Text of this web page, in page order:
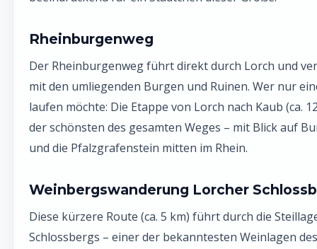
Rheinburgenweg
Der Rheinburgenweg führt direkt durch Lorch und
mit den umliegenden Burgen und Ruinen. Wer nur
laufen möchte: Die Etappe von Lorch nach Kaub (ca.
der schönsten des gesamten Weges – mit Blick auf
und die Pfalzgrafenstein mitten im Rhein.
Weinbergswanderung Lorcher
Diese kürzere Route (ca. 5 km) führt durch die
Schlossbergs – einer der bekanntesten Weinlagen